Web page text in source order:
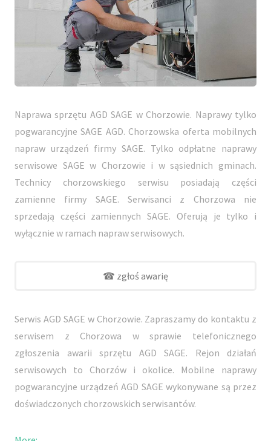
Naprawa sprzętu AGD SAGE w Chorzowie. Naprawy tylko
pogwarancyjne SAGE AGD. Chorzowska oferta mobilnych
napraw urządzeń firmy SAGE. Tylko odpłatne naprawy
serwisowe SAGE w Chorzowie i w sąsiednich gminach.
Technicy chorzowskiego serwisu posiadają części
zamienne firmy SAGE. Serwisanci z Chorzowa nie
sprzedają części zamiennych SAGE. Oferują je tylko i
wyłącznie w ramach napraw serwisowych.
☎ zgłoś awarię
Serwis AGD SAGE w Chorzowie. Zapraszamy do kontaktu z
serwisem z Chorzowa w sprawie telefonicznego
zgłoszenia awarii sprzętu AGD SAGE. Rejon działań
serwisowych to Chorzów i okolice. Mobilne naprawy
pogwarancyjne urządzeń AGD SAGE wykonywane są przez
doświadczonych chorzowskich serwisantów.